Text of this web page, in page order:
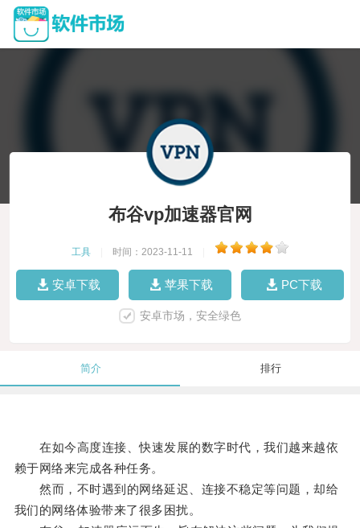
布谷vp加速器官网
工具 时间：2023-11-11
安卓下载 苹果下载 PC下载
安卓市场，安全绿色
简介 排行
在如今高度连接、快速发展的数字时代，我们越来越依
赖于网络来完成各种任务。
然而，不时遇到的网络延迟、连接不稳定等问题，却给
我们的网络体验带来了很多困扰。